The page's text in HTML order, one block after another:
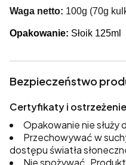
Waga netto: 100g (70g
Opakowanie: Słoik 125ml
Bezpieczeństwo
Certyfikaty i
Opakowanie nie służy
Przechowywać w
dostępu światła
Nie spożywać.